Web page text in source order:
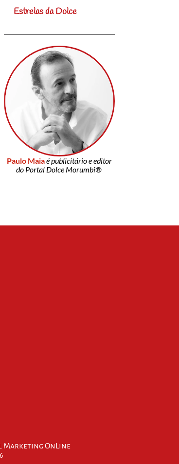
Estrelas da Dolce
Paulo Maiaé publicitário e editor
do Portal Dolce Morumbi®
Marketing OnLine